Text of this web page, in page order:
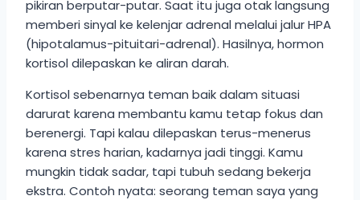
pikiran berputar-putar. Saat itu juga otak langsung
memberi sinyal ke kelenjar adrenal melalui jalur HPA
(hipotalamus-pituitari-adrenal). Hasilnya, hormon
kortisol dilepaskan ke aliran darah.
Kortisol sebenarnya teman baik dalam situasi
darurat karena membantu kamu tetap fokus dan
berenergi. Tapi kalau dilepaskan terus-menerus
karena stres harian, kadarnya jadi tinggi. Kamu
mungkin tidak sadar, tapi tubuh sedang bekerja
ekstra. Contoh nyata: seorang teman saya yang